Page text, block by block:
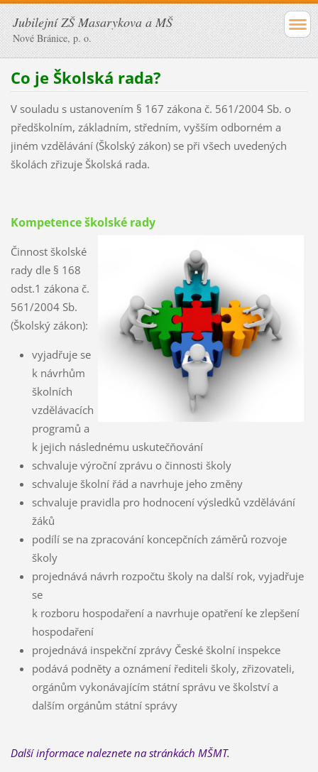
Jubilejní ZŠ Masarykova a MŠ
Nové Bránice, p. o.
Co je Školská rada?
V souladu s ustanovením § 167 zákona č. 561/2004 Sb. o
předškolním, základním, středním, vyšším odborném a
jiném vzdělávání (Školský zákon) se při všech uvedených
školách zřizuje Školská rada.
Kompetence školské rady
Činnost školské
rady dle § 168
odst.1 zákona č.
561/2004 Sb.
(Školský zákon):
vyjadřuje se
k návrhům
školních
vzdělávacích
programů a
k jejich následnému uskutečňování
schvaluje výroční zprávu o činnosti školy
schvaluje školní řád a navrhuje jeho změny
schvaluje pravidla pro hodnocení výsledků vzdělávání
žáků
podílí se na zpracování koncepčních záměrů rozvoje
školy
projednává návrh rozpočtu školy na další rok, vyjadřuje
se
k rozboru hospodaření a navrhuje opatření ke zlepšení
hospodaření
projednává inspekční zprávy České školní inspekce
podává podněty a oznámení řediteli školy, zřizovateli,
orgánům vykonávajícím státní správu ve školství a
dalším orgánům státní správy
Další informace naleznete na stránkách MŠMT.